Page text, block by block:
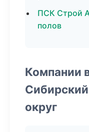
ПСК Строй
полов
Компании
округ